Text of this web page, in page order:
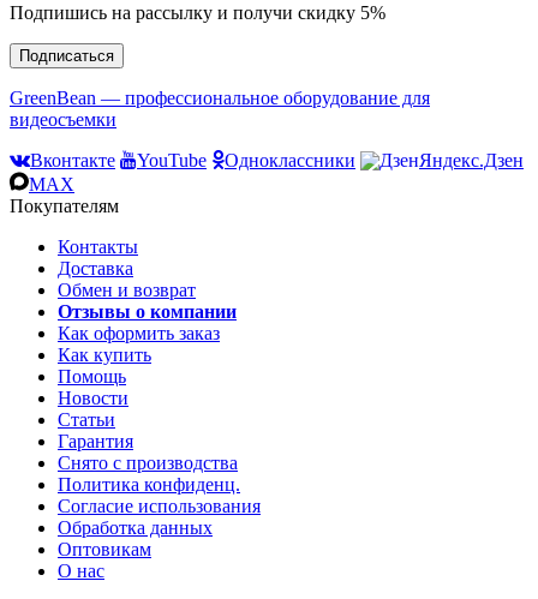
Подпишись на рассылку и получи скидку 5%
Подписаться
GreenBean — профессиональное оборудование для
видеосъемки
Вконтакте
YouTube Одноклассники
Яндекс.Дзен
MAX
Покупателям
Контакты
Доставка
Обмен и возврат
Отзывы о компании
Как оформить заказ
Как купить
Помощь
Новости
Статьи
Гарантия
Снято с производства
Политика конфиденц.
Согласие использования
Обработка данных
Оптовикам
О нас